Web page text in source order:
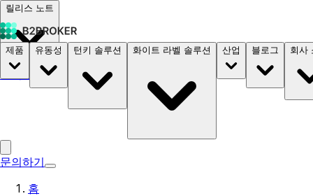
릴리스 노트
문서 요금B2STORE
제품 유동성 턴키 솔루션 화이트 라벨 솔루션 산업 블로그 회사
문의하기
홈